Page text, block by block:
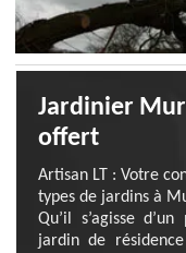
Jardinier
offert
Artisan LT : Votre
types de jardins à
Qu’il s’agisse
jardin de